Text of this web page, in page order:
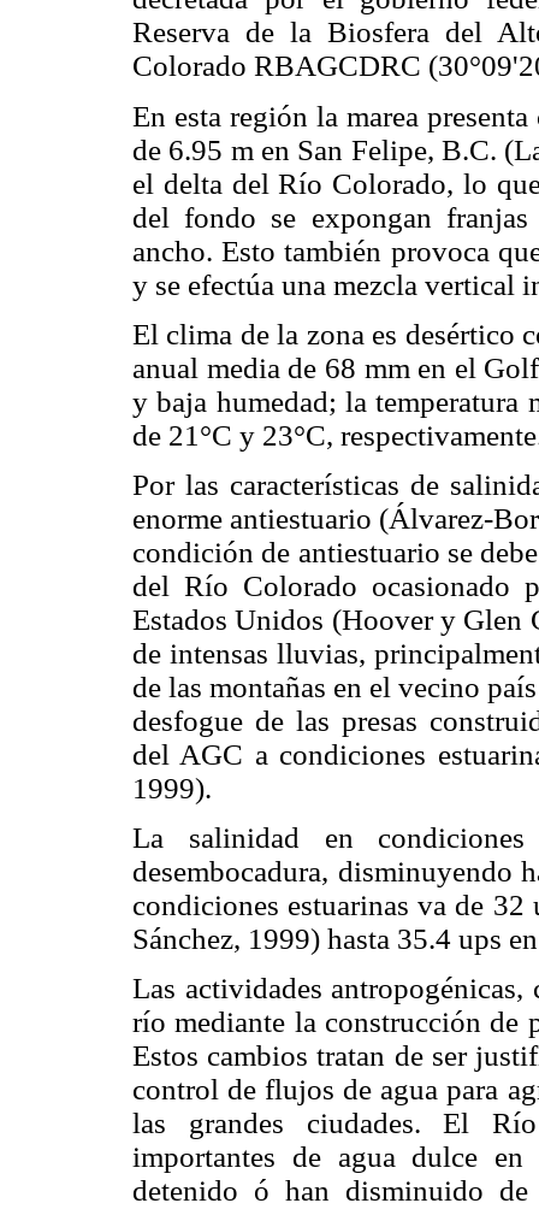
Reserva de la Biosfera del
Colorado RBAGCDRC
En esta región la marea
de 6.95 m en San Felipe, B.C.
el delta del Río Colorado, lo
del fondo se expongan
ancho. Esto también provoca
y se efectúa una mezcla vertical
El clima de la zona es desértico
anual media de 68 mm en el
y baja humedad; la temperatura
de 21°C y 23°C,
Por las características de
enorme antiestuario (Álvarez-
condición de antiestuario se
del Río Colorado ocasionado
Estados Unidos (Hoover y Glen
de intensas lluvias,
de las montañas en el vecino
desfogue de las presas
del AGC a condiciones
1999).
La salinidad en
desembocadura, disminuyendo
condiciones estuarinas va de
Sánchez, 1999) hasta 35.4 ups
Las actividades
río mediante la construcción de
Estos cambios tratan de ser
control de flujos de agua para
las grandes ciudades. El
importantes de agua dulce
detenido ó han disminuido de